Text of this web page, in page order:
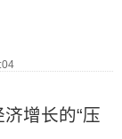
增长的“压